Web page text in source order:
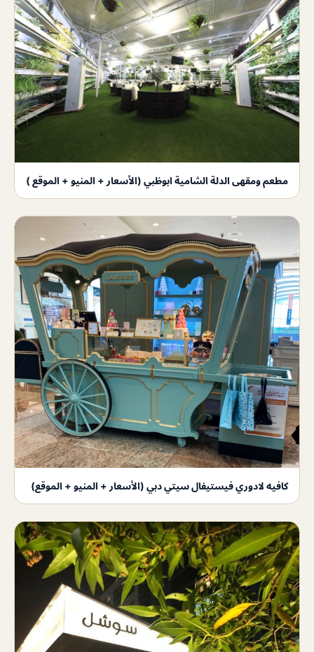
مطعم ومقهى الدلة الشامية ابوظبي (الأسعار + المنيو + الموقع )
كافيه لادوري فيستيفال سيتي دبي (الأسعار + المنيو + الموقع)